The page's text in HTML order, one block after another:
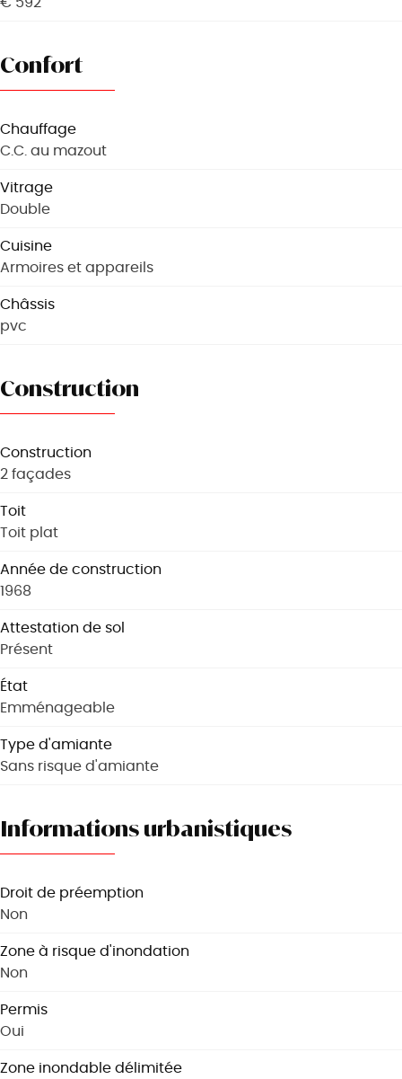
Confort
Chauffage
C.C. au mazout
Vitrage
Double
Cuisine
Armoires et appareils
Châssis
pvc
Construction
Construction
2 façades
Toit
Toit plat
Année de construction
1968
Attestation de sol
Présent
État
Emménageable
Type d'amiante
Sans risque d'amiante
Informations urbanistiques
Droit de préemption
Non
Zone à risque d'inondation
Non
Permis
Oui
Zone inondable délimitée